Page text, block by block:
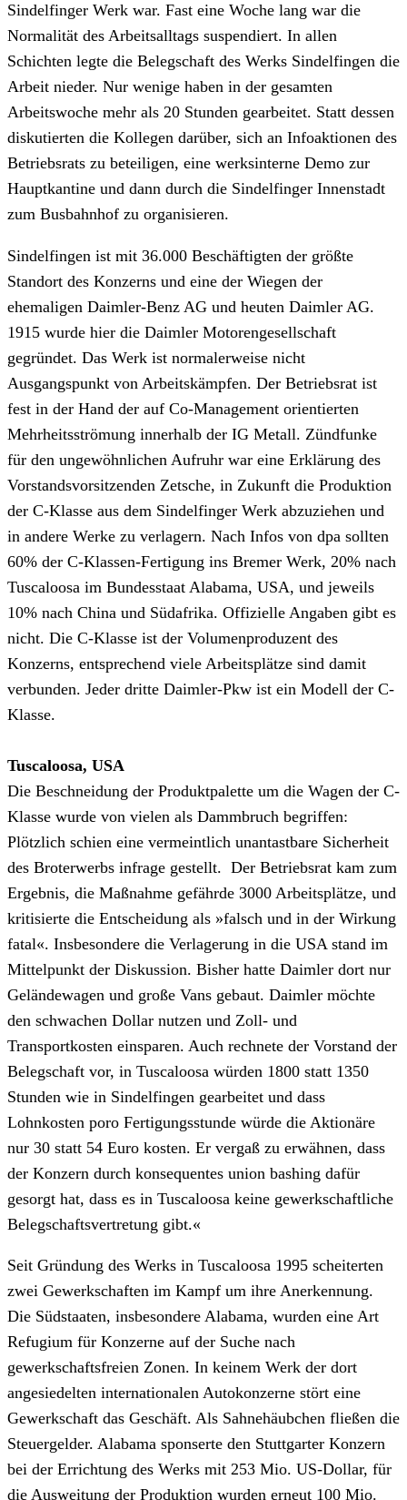
Sindelfinger Werk war. Fast eine Woche lang war die
Normalität des Arbeitsalltags suspendiert. In allen
Schichten legte die Belegschaft des Werks Sindelfingen die
Arbeit nieder. Nur wenige haben in der gesamten
Arbeitswoche mehr als 20 Stunden gearbeitet. Statt dessen
diskutierten die Kollegen darüber, sich an Infoaktionen des
Betriebsrats zu beteiligen, eine werksinterne Demo zur
Hauptkantine und dann durch die Sindelfinger Innenstadt
zum Busbahnhof zu organisieren.
Sindelfingen ist mit 36.000 Beschäftigten der größte
Standort des Konzerns und eine der Wiegen der
ehemaligen Daimler-Benz AG und heuten Daimler AG.
1915 wurde hier die Daimler Motorengesellschaft
gegründet. Das Werk ist normalerweise nicht
Ausgangspunkt von Arbeitskämpfen. Der Betriebsrat ist
fest in der Hand der auf Co-Management orientierten
Mehrheitsströmung innerhalb der IG Metall. Zündfunke
für den ungewöhnlichen Aufruhr war eine Erklärung des
Vorstandsvorsitzenden Zetsche, in Zukunft die Produktion
der C-Klasse aus dem Sindelfinger Werk abzuziehen und
in andere Werke zu verlagern. Nach Infos von dpa sollten
60% der C-Klassen-Fertigung ins Bremer Werk, 20% nach
Tuscaloosa im Bundesstaat Alabama, USA, und jeweils
10% nach China und Südafrika. Offizielle Angaben gibt es
nicht. Die C-Klasse ist der Volumenproduzent des
Konzerns, entsprechend viele Arbeitsplätze sind damit
verbunden. Jeder dritte Daimler-Pkw ist ein Modell der C-
Klasse.
Tuscaloosa, USA
Die Beschneidung der Produktpalette um die Wagen der C-
Klasse wurde von vielen als Dammbruch begriffen:
Plötzlich schien eine vermeintlich unantastbare Sicherheit
des Broterwerbs infrage gestellt. Der Betriebsrat kam zum
Ergebnis, die Maßnahme gefährde 3000 Arbeitsplätze, und
kritisierte die Entscheidung als »falsch und in der Wirkung
fatal«. Insbesondere die Verlagerung in die USA stand im
Mittelpunkt der Diskussion. Bisher hatte Daimler dort nur
Geländewagen und große Vans gebaut. Daimler möchte
den schwachen Dollar nutzen und Zoll- und
Transportkosten einsparen. Auch rechnete der Vorstand der
Belegschaft vor, in Tuscaloosa würden 1800 statt 1350
Stunden wie in Sindelfingen gearbeitet und dass
Lohnkosten poro Fertigungsstunde würde die Aktionäre
nur 30 statt 54 Euro kosten. Er vergaß zu erwähnen, dass
der Konzern durch konsequentes union bashing dafür
gesorgt hat, dass es in Tuscaloosa keine gewerkschaftliche
Belegschaftsvertretung gibt.«
Seit Gründung des Werks in Tuscaloosa 1995 scheiterten
zwei Gewerkschaften im Kampf um ihre Anerkennung.
Die Südstaaten, insbesondere Alabama, wurden eine Art
Refugium für Konzerne auf der Suche nach
gewerkschaftsfreien Zonen. In keinem Werk der dort
angesiedelten internationalen Autokonzerne stört eine
Gewerkschaft das Geschäft. Als Sahnehäubchen fließen die
Steuergelder. Alabama sponserte den Stuttgarter Konzern
bei der Errichtung des Werks mit 253 Mio. US-Dollar, für
die Ausweitung der Produktion wurden erneut 100 Mio.